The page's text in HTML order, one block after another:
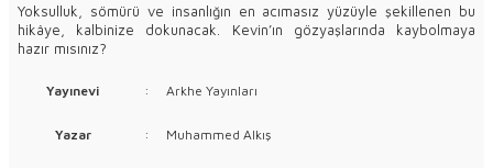
Yoksulluk, sömürü ve insanlığın en acımasız yüzüyle şekillenen bu
hikâye, kalbinize dokunacak. Kevin’ın gözyaşlarında kaybolmaya
hazır mısınız?
Yayınevi : Arkhe Yayınları
Yazar : Muhammed Alkış